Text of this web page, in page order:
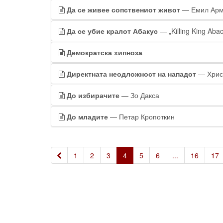
Да се живее сопствениот живот — Емил
Да се убие кралот Абакус — „Killing King
Демократска хипноза
Директната неодложност на нападот —
До избирачите — Зо Дакса
До младите — Петар Кропоткин
« 1 2 3 4 5 6 ... 16 17